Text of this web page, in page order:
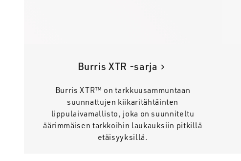
Burris XTR -sarja
Burris XTR™ on tarkkuusammuntaan
suunnattujen kiikaritähtäinten
lippulaivamallisto, joka on suunniteltu
äärimmäisen tarkkoihin laukauksiin pitkillä
etäisyyksillä.